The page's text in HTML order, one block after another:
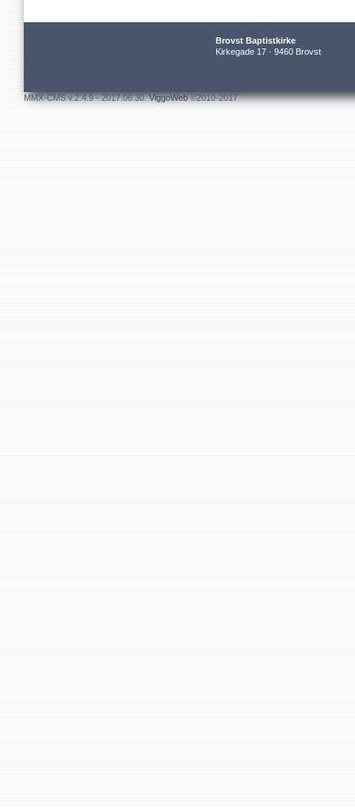
Brovst Baptistkirke
Kirkegade 17 · 9460 Brovst
MMX-CMS v.2.4.9 - 2017.06.30.ViggoWeb©2010-2017